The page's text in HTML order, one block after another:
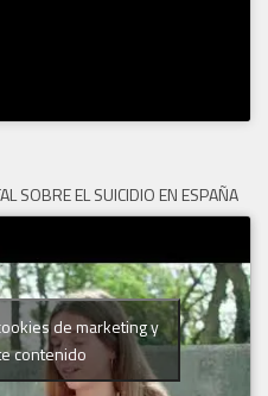
SOBRE EL SUICIDIO EN ESPAÑA
de marketing y
contenido